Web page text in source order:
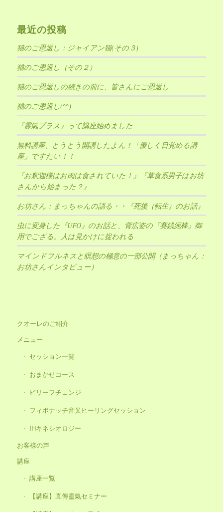
最近の投稿
猫のご恩返し：ジャイアン猫(その３)
猫のご恩返し（その２）
猫のご恩返しの続きの前に、皆さんにご恩返し
猫のご恩返し(^^)
『霊氣プラス』って講座始めました
無料講座、とうとう開講したよん！「優しく目覚める講
座」ですたい！！
『お釈迦様はお肉は食されていた！』『草食系男子はお坊
さんから始まった？』
お坊さん：まっちゃんの語る・・『死後（転生）のお話』
虫に変身した『UFO』のお話と、背広姿の『賽銭泥棒』御
用でござる。人は見かけに捉われる
マインドフルネスと瞑想の極意の一部公開（まっちゃん：
お坊さんインタビュー）
クオーレのご紹介
メニュー
セッション一覧
おまかせコース
ビリーフチェンジ
フィボナッチ音叉ヒーリングセッション
IHキネシオロジー
お客様の声
講座
講座一覧
【講座】直傳靈氣セミナー